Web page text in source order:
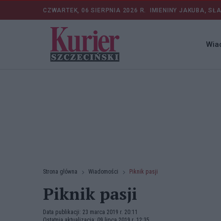
CZWARTEK, 06 SIERPNIA 2026 R. IMIENINY JAKUBA,
Strona główna Wiadomości Piknik pasji
Piknik pasji
Data publikacji: 23 marca 2019 r. 20:11